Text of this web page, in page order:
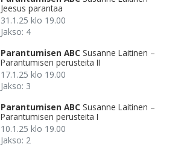
Jeesus parantaa
31.1.25 klo 19.00
Jakso: 4
Parantumisen ABC Susanne Laitinen –
Parantumisen perusteita II
17.1.25 klo 19.00
Jakso: 3
Parantumisen ABC Susanne Laitinen –
Parantumisen perusteita I
10.1.25 klo 19.00
Jakso: 2